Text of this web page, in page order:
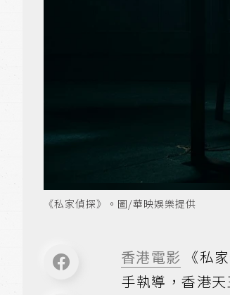
《私家偵探》。圖/華映娛樂提供
香港電影 《私
手執導，香港